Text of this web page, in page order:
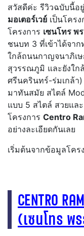
สวัสดีค่ะ รีวิวฉบับนี้อ
มอเตอร์เวย์ เป็นโคร
โครงการ เซนโทร พ
ชนบท 3 ที่เข้าได้จาก
ใกล้ถนนกาญจนาภิเ
สุวรรณภูมิ และยังใ
ศรีนครินทร์-ร่มเกล้า
มาทันสมัย สไตล์
แบบ 5 สไตล์ สวยแล
โครงการ Centro
อย่างละเอียดกันเลย
เริ่มต้นจากข้อมูลโคร
CENTRO
(เซนโทร พ